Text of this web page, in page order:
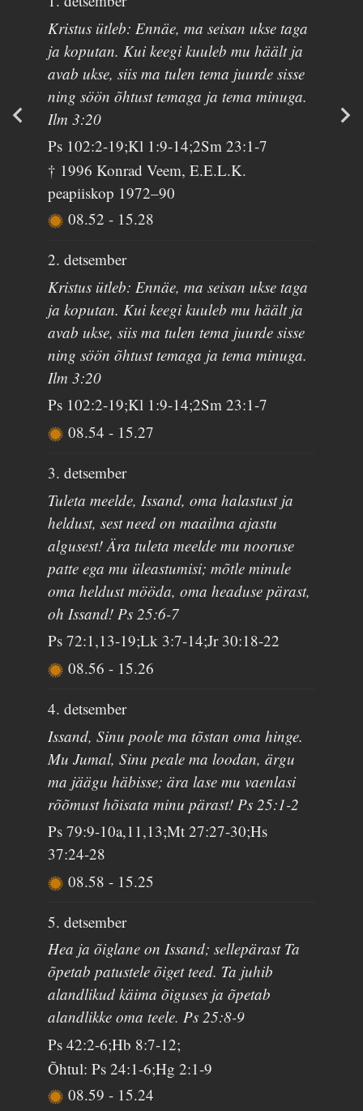
Kristus ütleb: Ennäe, ma seisan ukse taga
ja koputan. Kui keegi kuuleb mu häält ja
avab ukse, siis ma tulen tema juurde sisse
ning söön õhtust temaga ja tema minuga.
Ilm 3:20
Ps 102:2-19;Kl 1:9-14;2Sm 23:1-7
† 1996 Konrad Veem, E.E.L.K.
peapiiskop 1972–90
08.52- 15.28
2. detsember
Kristus ütleb: Ennäe, ma seisan ukse taga
ja koputan. Kui keegi kuuleb mu häält ja
avab ukse, siis ma tulen tema juurde sisse
ning söön õhtust temaga ja tema minuga.
Ilm 3:20
Ps 102:2-19;Kl 1:9-14;2Sm 23:1-7
08.54- 15.27
3. detsember
Tuleta meelde, Issand, oma halastust ja
heldust, sest need on maailma ajastu
algusest! Ära tuleta meelde mu nooruse
patte ega mu üleastumisi; mõtle minule
oma heldust mööda, oma headuse pärast,
oh Issand! Ps 25:6-7
Ps 72:1,13-19;Lk 3:7-14;Jr 30:18-22
08.56- 15.26
4. detsember
Issand, Sinu poole ma tõstan oma hinge.
Mu Jumal, Sinu peale ma loodan, ärgu
ma jäägu häbisse; ära lase mu vaenlasi
rõõmust hõisata minu pärast! Ps 25:1-2
Ps 79:9-10a,11,13;Mt 27:27-30;Hs
37:24-28
08.58- 15.25
5. detsember
Hea ja õiglane on Issand; sellepärast Ta
õpetab patustele õiget teed. Ta juhib
alandlikud käima õiguses ja õpetab
alandlikke oma teele. Ps 25:8-9
Ps 42:2-6;Hb 8:7-12;
Õhtul: Ps 24:1-6;Hg 2:1-9
08.59- 15.24